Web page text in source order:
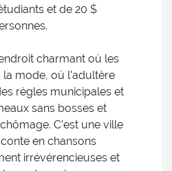
et de 20 $
charmant où les
mode, où l’adultère
règles municipales et
sans bosses et
C’est une ville
en chansons
irrévérencieuses et